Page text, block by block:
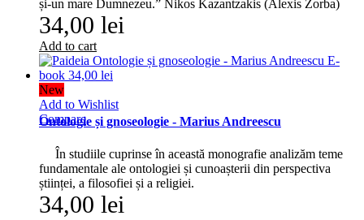
și-un mare Dumnezeu.” Nikos Kazantzakis (Alexis Zorba)
34,00 lei
Add to cart
New
Add to Wishlist
Compare
Ontologie și gnoseologie - Marius Andreescu
În studiile cuprinse în această monografie analizăm teme
fundamentale ale ontologiei și cunoașterii din perspectiva
științei, a filosofiei și a religiei.
34,00 lei